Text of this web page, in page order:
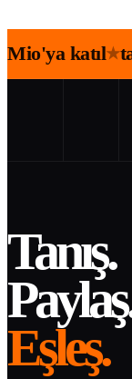
Mio'ya katıl★
Tanış.
Eşleş.